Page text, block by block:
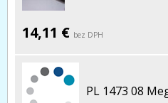
14,11 € bez DPH
PL 1473 08